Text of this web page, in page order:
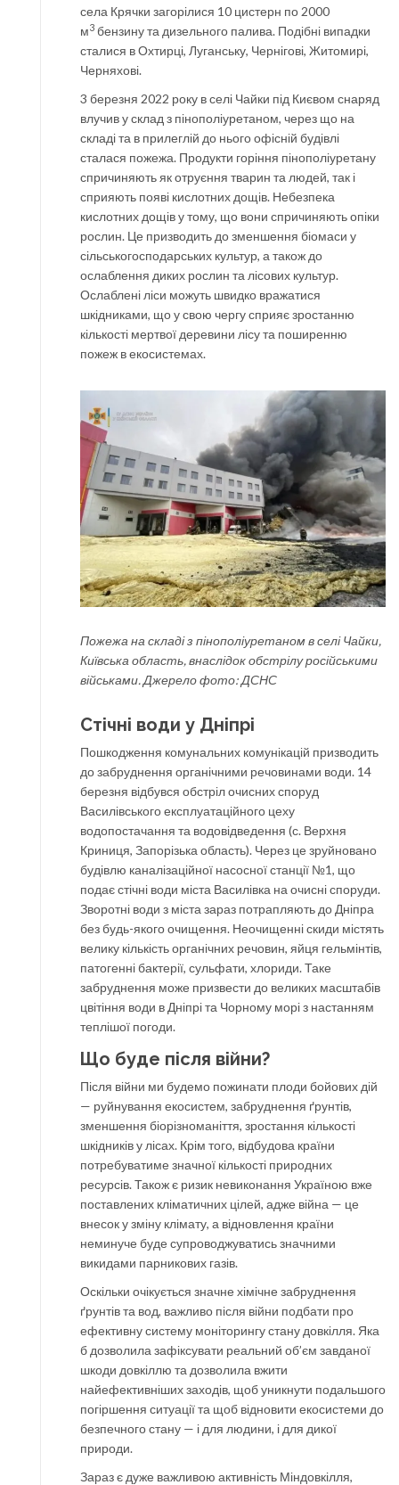
села Крячки загорілися 10 цистерн по 2000
м3 бензину та дизельного палива. Подібні випадки
сталися в Охтирці, Луганську, Чернігові, Житомирі,
Черняхові.
3 березня 2022 року в селі Чайки під Києвом снаряд
влучив у склад з пінополіуретаном, через що на
складі та в прилеглій до нього офісній будівлі
сталася пожежа. Продукти горіння пінополіуретану
спричиняють як отруєння тварин та людей, так і
сприяють появі кислотних дощів. Небезпека
кислотних дощів у тому, що вони спричиняють опіки
рослин. Це призводить до зменшення біомаси у
сільськогосподарських культур, а також до
ослаблення диких рослин та лісових культур.
Ослаблені ліси можуть швидко вражатися
шкідниками, що у свою чергу сприяє зростанню
кількості мертвої деревини лісу та поширенню
пожеж в екосистемах.
Пожежа на складі з пінополіуретаном в селі Чайки,
Київська область, внаслідок обстрілу російськими
військами. Джерело фото: ДСНС
Стічні води у Дніпрі
Пошкодження комунальних комунікацій призводить
до забруднення органічними речовинами води. 14
березня відбувся обстріл очисних споруд
Василівського експлуатаційного цеху
водопостачання та водовідведення (с. Верхня
Криниця, Запорізька область). Через це зруйновано
будівлю каналізаційної насосної станції №1, що
подає стічні води міста Василівка на очисні споруди.
Зворотні води з міста зараз потрапляють до Дніпра
без будь-якого очищення. Неочищенні скиди містять
велику кількість органічних речовин, яйця гельмінтів,
патогенні бактерії, сульфати, хлориди. Таке
забруднення може призвести до великих масштабів
цвітіння води в Дніпрі та Чорному морі з настанням
теплішої погоди.
Що буде після війни?
Після війни ми будемо пожинати плоди бойових дій
— руйнування екосистем, забруднення ґрунтів,
зменшення біорізноманіття, зростання кількості
шкідників у лісах. Крім того, відбудова країни
потребуватиме значної кількості природних
ресурсів. Також є ризик невиконання Україною вже
поставлених кліматичних цілей, адже війна — це
внесок у зміну клімату, а відновлення країни
неминуче буде супроводжуватись значними
викидами парникових газів.
Оскільки очікується значне хімічне забруднення
ґрунтів та вод, важливо після війни подбати про
ефективну систему моніторингу стану довкілля. Яка
б дозволила зафіксувати реальний об’єм завданої
шкоди довкіллю та дозволила вжити
найефективніших заходів, щоб уникнути подальшого
погіршення ситуації та щоб відновити екосистеми до
безпечного стану — і для людини, і для дикої
природи.
Зараз є дуже важливою активність Міндовкілля,